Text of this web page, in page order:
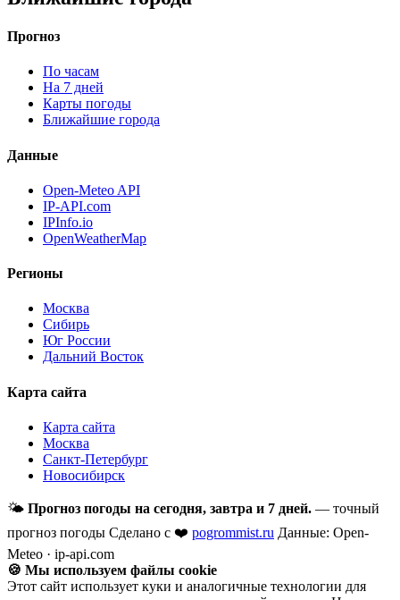
Прогноз
По часам
На 7 дней
Карты погоды
Ближайшие города
Данные
Open-Meteo API
IP-API.com
IPInfo.io
OpenWeatherMap
Регионы
Москва
Сибирь
Юг России
Дальний Восток
Карта сайта
Карта сайта
Москва
Санкт-Петербург
Новосибирск
🌤 Прогноз погоды на сегодня, завтра и 7 дней. — точный
прогноз погоды Сделано с ❤️ pogrommist.ru Данные: Open-
Meteo · ip-api.com
🍪 Мы используем файлы cookie
Этот сайт использует куки и аналогичные технологии для